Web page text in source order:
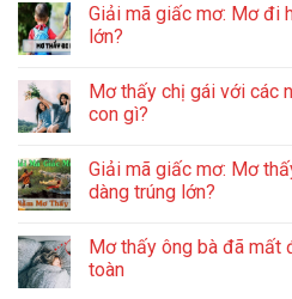
Giải mã giấc mơ: Mơ đi
lớn?
Mơ thấy chị gái với các
con gì?
Giải mã giấc mơ: Mơ
dàng trúng lớn?
Mơ thấy ông bà đã mất
toàn